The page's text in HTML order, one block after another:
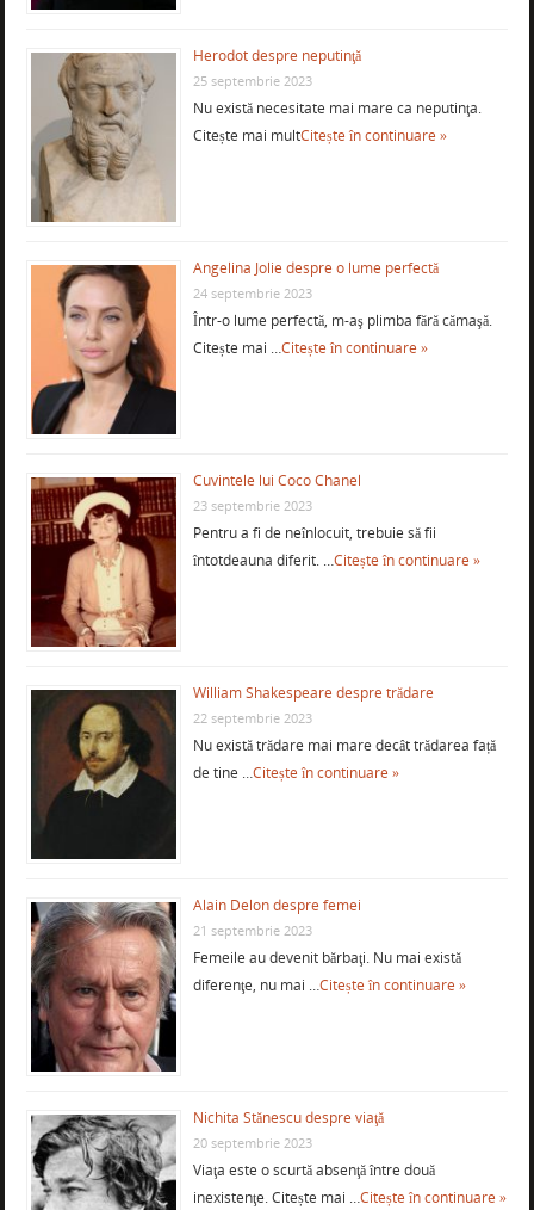
Herodot despre neputinţă
25 septembrie 2023
Nu există necesitate mai mare ca neputinţa.
Citește mai multCitește în continuare »
Angelina Jolie despre o lume perfectă
24 septembrie 2023
Într-o lume perfectă, m-aş plimba fără cămaşă.
Citește mai …Citește în continuare »
Cuvintele lui Coco Chanel
23 septembrie 2023
Pentru a fi de neînlocuit, trebuie să fii
întotdeauna diferit. …Citește în continuare »
William Shakespeare despre trădare
22 septembrie 2023
Nu există trădare mai mare decât trădarea față
de tine …Citește în continuare »
Alain Delon despre femei
21 septembrie 2023
Femeile au devenit bărbaţi. Nu mai există
diferenţe, nu mai …Citește în continuare »
Nichita Stănescu despre viaţă
20 septembrie 2023
Viaţa este o scurtă absenţă între două
inexistenţe. Citește mai …Citește în continuare »